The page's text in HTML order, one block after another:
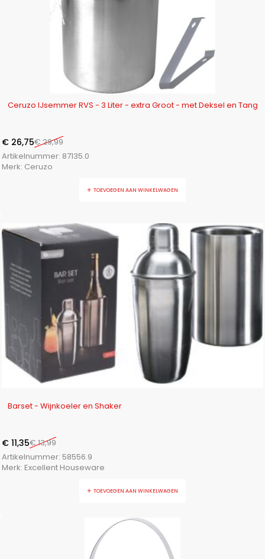
Ceruzo IJsemmer RVS - 3 Liter - extra Groot - met Deksel en Tang
€29,99
€ 26,75
Artikelnummer: 87135.0
Merk: Ceruzo
TOEVOEGEN AAN WINKELWAGEN
Barset - Wijnkoeler en Shaker
€13,99
€ 11,35
Artikelnummer: 58556.9
Merk: Excellent Houseware
TOEVOEGEN AAN WINKELWAGEN